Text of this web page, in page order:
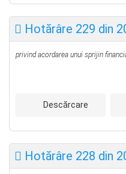
Hotărâre 229 din
privind acordarea unui sprijin
Descărcare
Hotărâre 228 din